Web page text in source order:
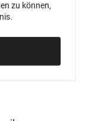
zu können,